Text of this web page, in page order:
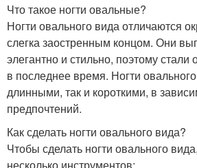
Что такое ногти овальные?
Ногти овального вида отличаются
слегка заостренным концом. Они
элегантно и стильно, поэтому
в последнее время. Ногти
длинными, так и короткими, в
предпочтений.
Как сделать ногти овального вида?
Чтобы сделать ногти овального
несколько инструментов: